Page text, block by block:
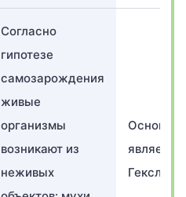
Согласно
гипотезе
самозарождения
живые
организмы
возникают из
неживых
Гексли